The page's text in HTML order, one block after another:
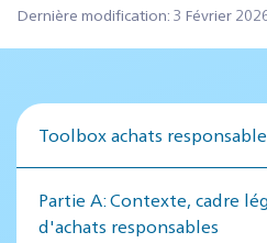
Dernière modification: 3 Février
Toolbox achats
Par­tie A: Contex­te, cadre
d'achats responsables